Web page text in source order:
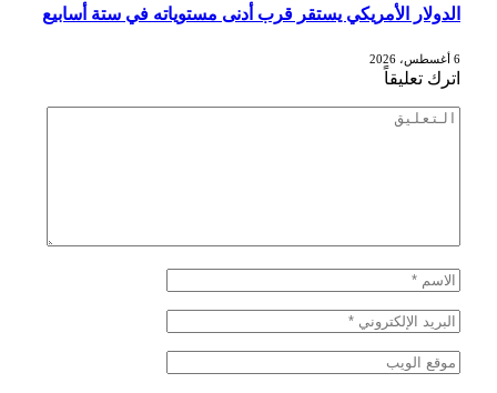
الدولار الأمريكي يستقر قرب أدنى مستوياته في ستة أسابيع
6 أغسطس، 2026
اترك تعليقاً